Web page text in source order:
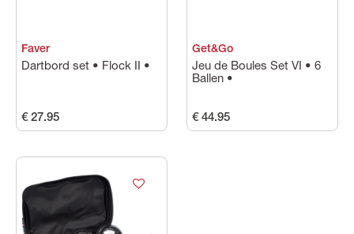
Faver
Dartbord set • Flock II •
€ 27.95
Get&Go
Jeu de Boules Set VI • 6
Ballen •
€ 44.95